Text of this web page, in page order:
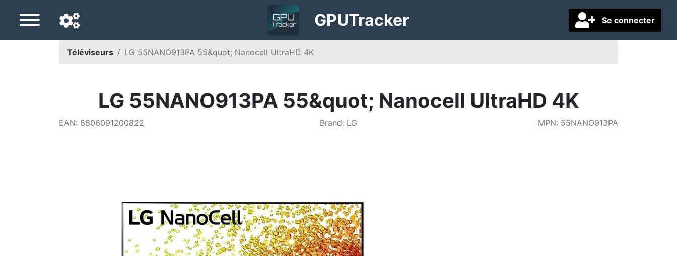
Se connecter
GPUTracker
Téléviseurs LG 55NANO913PA 55&quot; Nanocell UltraHD 4K
LG 55NANO913PA 55&quot; Nanocell UltraHD 4K
EAN: 8806091200822 Brand: LG MPN: 55NANO913PA